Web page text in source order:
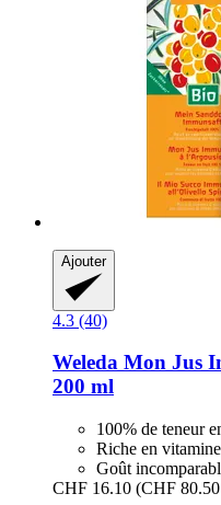
Ajouter
4.3 (40)
Weleda Mon Jus
200 ml
100% de teneur
Riche en
Goût
CHF 16.10 (CHF